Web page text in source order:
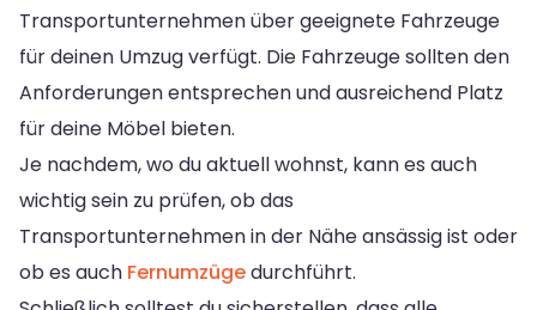
Transportunternehmen über geeignete Fahrzeuge
für deinen Umzug verfügt. Die Fahrzeuge sollten den
Anforderungen entsprechen und ausreichend Platz
für deine Möbel bieten.
Je nachdem, wo du aktuell wohnst, kann es auch
wichtig sein zu prüfen, ob das
Transportunternehmen in der Nähe ansässig ist oder
ob es auch Fernumzügedurchführt.